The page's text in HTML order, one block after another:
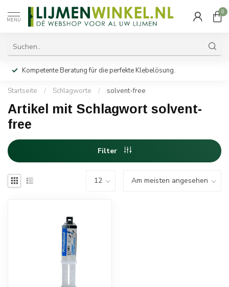
MENU
0
Kompetente Beratung für die perfekte Klebelösung.
Startseite / Schlagworte / solvent-free
Artikel mit Schlagwort solvent-
free
Filter